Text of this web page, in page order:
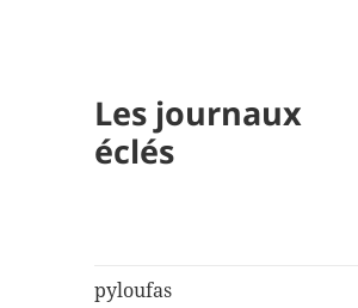
Les journaux
éclés
pyloufas